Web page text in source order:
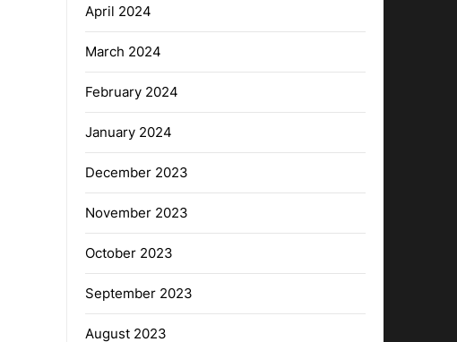
April 2024
March 2024
February 2024
January 2024
December 2023
November 2023
October 2023
September 2023
August 2023